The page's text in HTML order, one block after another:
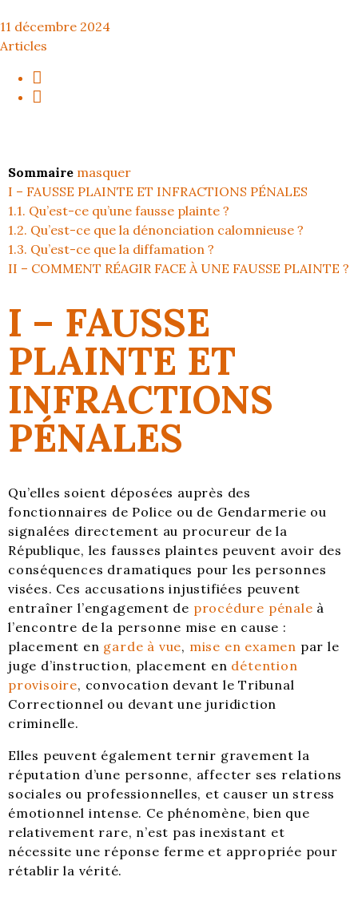
11 décembre 2024
Articles
Sommaire masquer
I – FAUSSE PLAINTE ET INFRACTIONS PÉNALES
1.1. Qu’est-ce qu’une fausse plainte ?
1.2. Qu’est-ce que la dénonciation calomnieuse ?
1.3. Qu’est-ce que la diffamation ?
II – COMMENT RÉAGIR FACE À UNE FAUSSE PLAINTE ?
I – FAUSSE
PLAINTE ET
INFRACTIONS
PÉNALES
Qu’elles soient déposées auprès des
fonctionnaires de Police ou de Gendarmerie ou
signalées directement au procureur de la
République, les fausses plaintes peuvent avoir des
conséquences dramatiques pour les personnes
visées. Ces accusations injustifiées peuvent
entraîner l’engagement de procédure pénale à
l’encontre de la personne mise en cause :
placement en garde à vue, mise en examen par le
juge d’instruction, placement en détention
provisoire, convocation devant le Tribunal
Correctionnel ou devant une juridiction
criminelle.
Elles peuvent également ternir gravement la
réputation d’une personne, affecter ses relations
sociales ou professionnelles, et causer un stress
émotionnel intense. Ce phénomène, bien que
relativement rare, n’est pas inexistant et
nécessite une réponse ferme et appropriée pour
rétablir la vérité.